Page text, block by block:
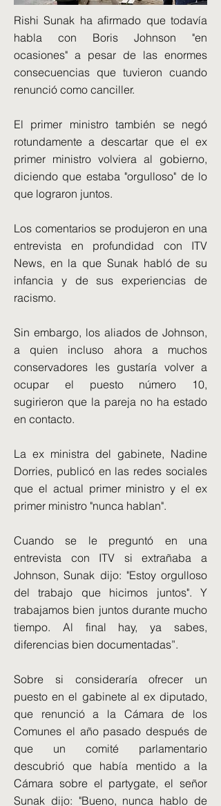
Rishi Sunak ha afirmado que todavía
habla con Boris Johnson "en
ocasiones" a pesar de las enormes
consecuencias que tuvieron cuando
renunció como canciller.
El primer ministro también se negó
rotundamente a descartar que el ex
primer ministro volviera al gobierno,
diciendo que estaba "orgulloso" de lo
que lograron juntos.
Los comentarios se produjeron en una
entrevista en profundidad con ITV
News, en la que Sunak habló de su
infancia y de sus experiencias de
racismo.
Sin embargo, los aliados de Johnson,
a quien incluso ahora a muchos
conservadores les gustaría volver a
ocupar el puesto número 10,
sugirieron que la pareja no ha estado
en contacto.
La ex ministra del gabinete, Nadine
Dorries, publicó en las redes sociales
que el actual primer ministro y el ex
primer ministro "nunca hablan".
Cuando se le preguntó en una
entrevista con ITV si extrañaba a
Johnson, Sunak dijo: "Estoy orgulloso
del trabajo que hicimos juntos". Y
trabajamos bien juntos durante mucho
tiempo. Al final hay, ya sabes,
diferencias bien documentadas”.
Sobre si consideraría ofrecer un
puesto en el gabinete al ex diputado,
que renunció a la Cámara de los
Comunes el año pasado después de
que un comité parlamentario
descubrió que había mentido a la
Cámara sobre el partygate, el señor
Sunak dijo: "Bueno, nunca hablo de